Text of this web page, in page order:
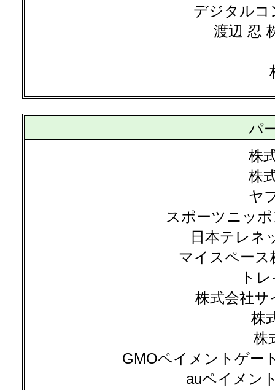
デジタルコ
渡辺 忍
パ
株
株
ヤ
スポーツニッ
日本テレネ
マイスペース
ト
株式会社
株
株
GMOペイメントゲー
auペイメン